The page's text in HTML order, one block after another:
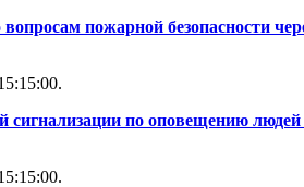
пожарной безопасности
сигнализации по оповещению